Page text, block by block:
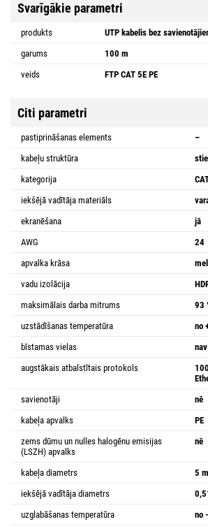
Svarīgākie parametri
produkts
UTP kabelis bez
garums
100 m
veids
FTP CAT 5E PE
Citi parametri
pastiprināšanas elements
–
kabeļu struktūra
kategorija
iekšējā vadītāja materiāls
ekranēšana
jā
AWG
24
apvalka krāsa
vadu izolācija
maksimālais darba mitrums
93
uzstādīšanas temperatūra
no
bīstamas vielas
nav
augstākais atbalstītais protokols
savienotāji
nē
kabeļa apvalks
PE
zems dūmu un nulles halogēnu emisijas
(LSZH) apvalks
nē
kabeļa diametrs
5
iekšējā vadītāja diametrs
uzglabāšanas temperatūra
no